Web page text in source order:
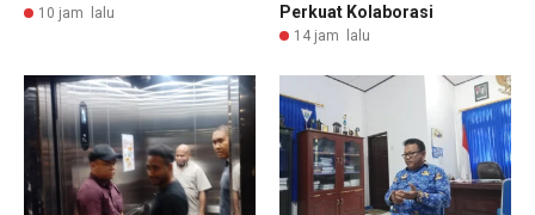
10 jam lalu
Perkuat Kolaborasi
14 jam lalu